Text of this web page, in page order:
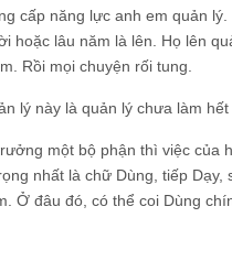
cấp năng lực anh em quản
hoặc lâu năm là lên. Họ lên
Rồi mọi chuyện rối tung.
lý này là quản lý chưa làm hết
một bộ phận thì việc của
nhất là chữ Dùng, tiếp
Ở đâu đó, có thể coi Dùng